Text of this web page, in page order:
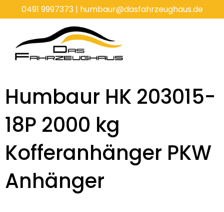
0491 9997373| humbaur@dasfahrzeughaus.de
Humbaur HK 203015-
18P 2000 kg
Kofferanhänger PKW
Anhänger